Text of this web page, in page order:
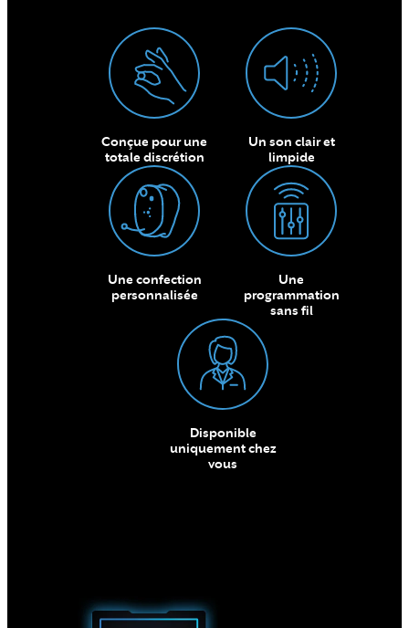
Conçue pour une
totale discrétion
Un son clair et
limpide
Une confection
personnalisée
Une
programmation
sans fil
Disponible
uniquement chez
vous